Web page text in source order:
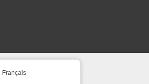
Français